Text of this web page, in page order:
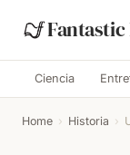
Fantastic
Ciencia
Home › Historia ›